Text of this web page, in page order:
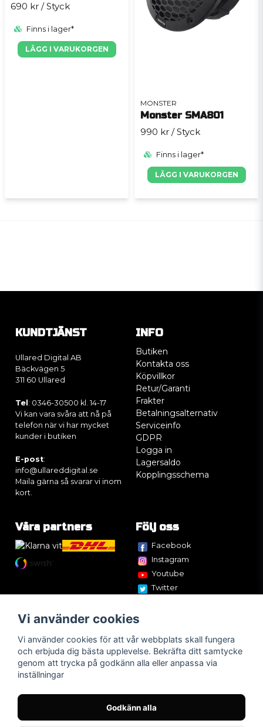
690 kr / Styck
Finns i lager*
LÄGG I VARUKORGEN
MONSTER
Monster SMA801
990 kr / Styck
Finns i lager*
LÄGG I VARUKORGEN
KUNDTJÄNST
Ullared Digital AB
Bäckvägen 5
311 60 Ullared
Tel : 0346-30500 kl. 14-17
Vi kan vara svåra att nå på
telefon när vi har mycket
kunder i butiken
E-post:
info@ullareddigital.se
Maila gärna så svarar vi inom
kort.
INFO
Butiken
Kontakta oss
Köpvillkor
Retur/Garanti
Frakter
Betalningsalternativ
Serviceinfo
GDPR
Logga in
Lagersaldo
Kopplingsschema
Våra partners Följ oss
Facebook
Instagram
Youtube
Twitter
Vi använder cookies
Vi använder cookies för att vår webbplats skall fungera
och erbjuda dig bästa upplevelse. Bekräfta ditt samtycke
genom att trycka på godkänn alla eller anpassa via
inställningar
Godkänn alla